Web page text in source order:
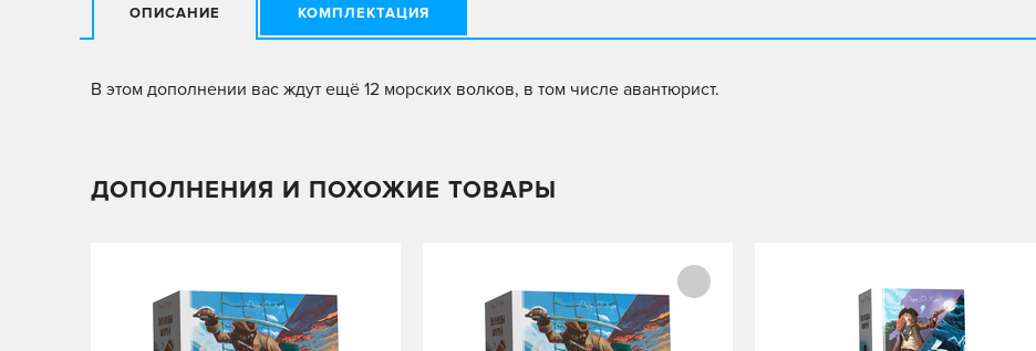
ОПИСАНИЕ КОМПЛЕКТАЦИЯ
В этом дополнении вас ждут ещё 12 морских волков, в том числе авантюрист.
ДОПОЛНЕНИЯ И ПОХОЖИЕ ТОВАРЫ